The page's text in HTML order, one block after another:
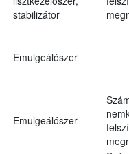
stabilizátor
Emulgeálószer
Emulgeálószer